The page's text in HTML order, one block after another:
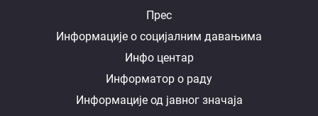
Прес
Информације о социјалним давањима
Инфо центар
Информатор о раду
Информације од јавног значаја